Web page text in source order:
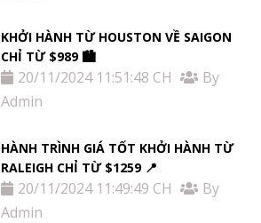
KHỞI HÀNH TỪ HOUSTON VỀ SAIGON
CHỈ TỪ $989 🏙
20/11/2024 11:51:48 CH
By
Admin
HÀNH TRÌNH GIÁ TỐT KHỞI HÀNH TỪ
RALEIGH CHỈ TỪ $1259 📍
20/11/2024 11:49:49 CH
By
Admin